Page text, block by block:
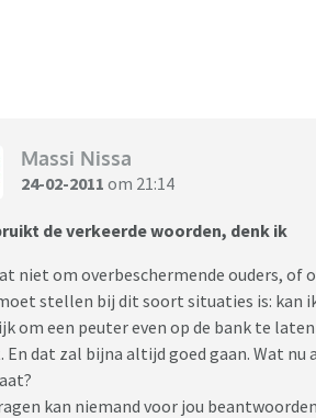
Massi Nissa
24-02-2011 om 21:14
de verkeerde woorden, denk ik
niet om overbeschermende ouders, of
stellen bij dit soort situaties is: kan
om een peuter even op de bank te
En dat zal bijna altijd goed gaan. Wat
kan niemand voor jou